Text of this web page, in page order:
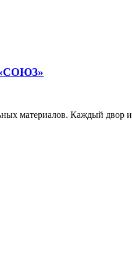
«СОЮЗ»
материалов. Каждый двор